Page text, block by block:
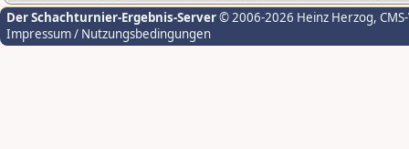
Der Schachturnier-Ergebnis-Server© 2006-2026 Heinz Herzog,
Impressum / Nutzungsbedingungen